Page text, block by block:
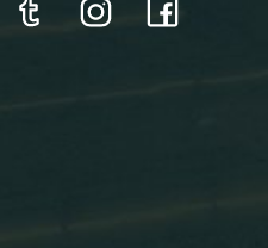
08-9330799